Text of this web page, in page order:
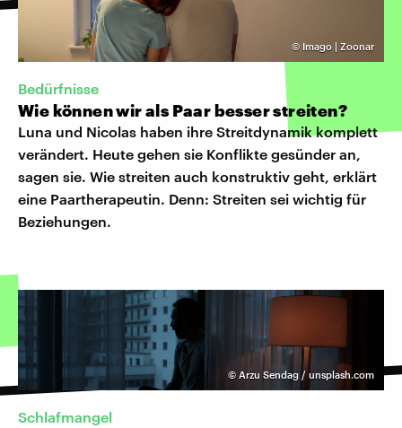
© Imago | Zoonar
Bedürfnisse
Wie können wir als Paar besser streiten?
Luna und Nicolas haben ihre Streitdynamik komplett
verändert. Heute gehen sie Konflikte gesünder an,
sagen sie. Wie streiten auch konstruktiv geht, erklärt
eine Paartherapeutin. Denn: Streiten sei wichtig für
Beziehungen.
© Arzu Sendag / unsplash.com
Schlafmangel